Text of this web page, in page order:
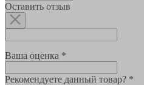
Оставить отзыв
Ваша оценка *
Рекомендуете данный товар? *